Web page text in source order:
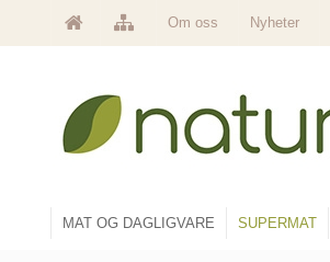
Om oss Nyheter
MAT OG DAGLIGVARE SUPERMAT